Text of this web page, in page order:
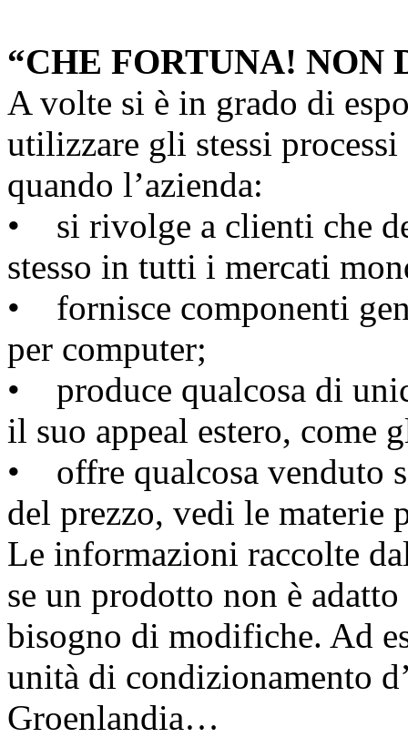
“CHE FORTUNA! NON
A volte si è in grado di
utilizzare gli stessi
quando l’azienda:
• si rivolge a clienti che
stesso in tutti i mercati
• fornisce componenti
per computer;
• produce qualcosa di
il suo appeal estero, come
• offre qualcosa venduto
del prezzo, vedi le materie
Le informazioni raccolte
se un prodotto non è
bisogno di modifiche. Ad
unità di condizionamento
Groenlandia…